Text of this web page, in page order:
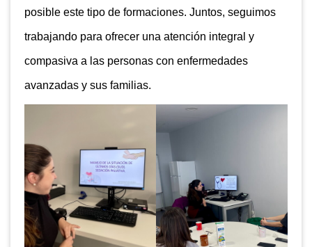
posible este tipo de formaciones. Juntos, seguimos
trabajando para ofrecer una atención integral y
compasiva a las personas con enfermedades
avanzadas y sus familias.